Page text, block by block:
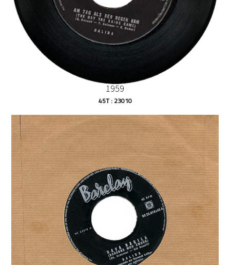
1959
45T : 23010